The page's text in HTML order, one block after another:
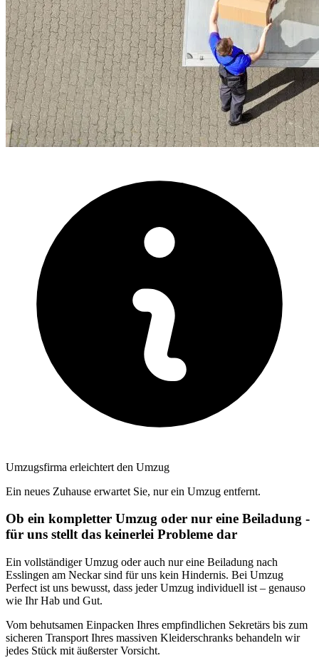
Umzugsfirma erleichtert den Umzug
Ein neues Zuhause erwartet Sie, nur ein Umzug entfernt.
Ob ein kompletter Umzug oder nur eine Beiladung -
für uns stellt das keinerlei Probleme dar
Ein vollständiger Umzug oder auch nur eine Beiladung nach
Esslingen am Neckar sind für uns kein Hindernis. Bei Umzug
Perfect ist uns bewusst, dass jeder Umzug individuell ist – genauso
wie Ihr Hab und Gut.
Vom behutsamen Einpacken Ihres empfindlichen Sekretärs bis zum
sicheren Transport Ihres massiven Kleiderschranks behandeln wir
jedes Stück mit äußerster Vorsicht.